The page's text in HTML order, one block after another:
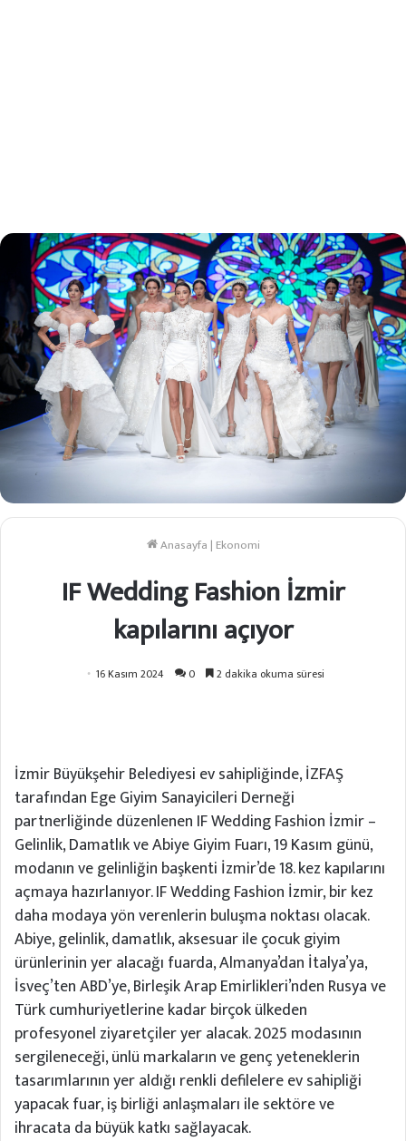
Anasayfa | Ekonomi
IF Wedding Fashion İzmir
kapılarını açıyor
16 Kasım 2024 0 2 dakika okuma süresi
İzmir Büyükşehir Belediyesi ev sahipliğinde, İZFAŞ
tarafından Ege Giyim Sanayicileri Derneği
partnerliğinde düzenlenen IF Wedding Fashion İzmir –
Gelinlik, Damatlık ve Abiye Giyim Fuarı, 19 Kasım günü,
modanın ve gelinliğin başkenti İzmir’de 18. kez kapılarını
açmaya hazırlanıyor. IF Wedding Fashion İzmir, bir kez
daha modaya yön verenlerin buluşma noktası olacak.
Abiye, gelinlik, damatlık, aksesuar ile çocuk giyim
ürünlerinin yer alacağı fuarda, Almanya’dan İtalya’ya,
İsveç’ten ABD’ye, Birleşik Arap Emirlikleri’nden Rusya ve
Türk cumhuriyetlerine kadar birçok ülkeden
profesyonel ziyaretçiler yer alacak. 2025 modasının
sergileneceği, ünlü markaların ve genç yeteneklerin
tasarımlarının yer aldığı renkli defilelere ev sahipliği
yapacak fuar, iş birliği anlaşmaları ile sektöre ve
ihracata da büyük katkı sağlayacak.